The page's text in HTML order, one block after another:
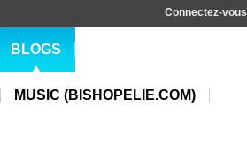
Connectez-vous
BLOGS
MUSIC (BISHOPELIE.COM)